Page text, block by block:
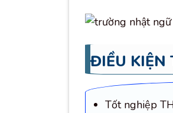
ĐIỀU KIỆN
Tốt nghiệp